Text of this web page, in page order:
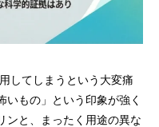
してしまうという大変痛
いもの」という印象が強く
ンと、まったく用途の異な